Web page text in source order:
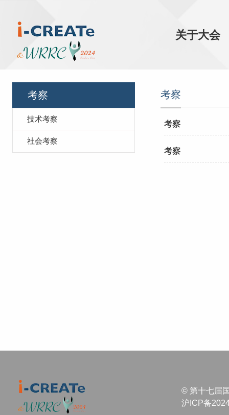
关于大会
考察
技术考察
社会考察
考察
考察
考察
© 第十七届
沪ICP备